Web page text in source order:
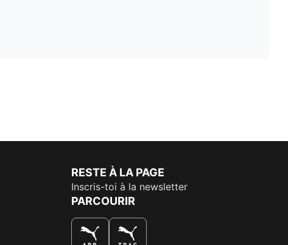
RESTE À LA PAGE
Inscris-toi à la newsletter
PARCOURIR